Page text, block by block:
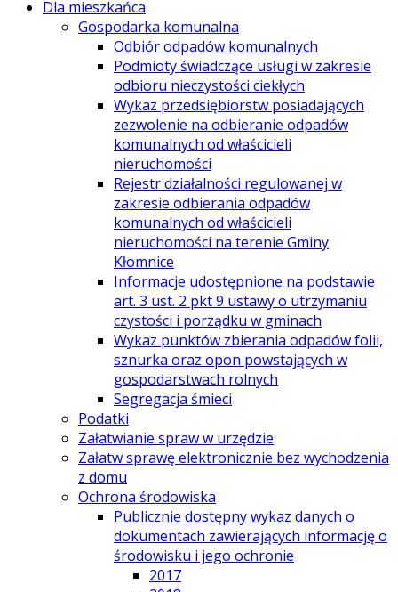
Dla mieszkańca
Gospodarka komunalna
Odbiór odpadów komunalnych
Podmioty świadczące usługi w zakresie
odbioru nieczystości ciekłych
Wykaz przedsiębiorstw posiadających
zezwolenie na odbieranie odpadów
komunalnych od właścicieli
nieruchomości
Rejestr działalności regulowanej w
zakresie odbierania odpadów
komunalnych od właścicieli
nieruchomości na terenie Gminy
Kłomnice
Informacje udostępnione na podstawie
art. 3 ust. 2 pkt 9 ustawy o utrzymaniu
czystości i porządku w gminach
Wykaz punktów zbierania odpadów folii,
sznurka oraz opon powstających w
gospodarstwach rolnych
Segregacja śmieci
Podatki
Załatwianie spraw w urzędzie
Załatw sprawę elektronicznie bez wychodzenia
z domu
Ochrona środowiska
Publicznie dostępny wykaz danych o
dokumentach zawierających informację o
środowisku i jego ochronie
2017